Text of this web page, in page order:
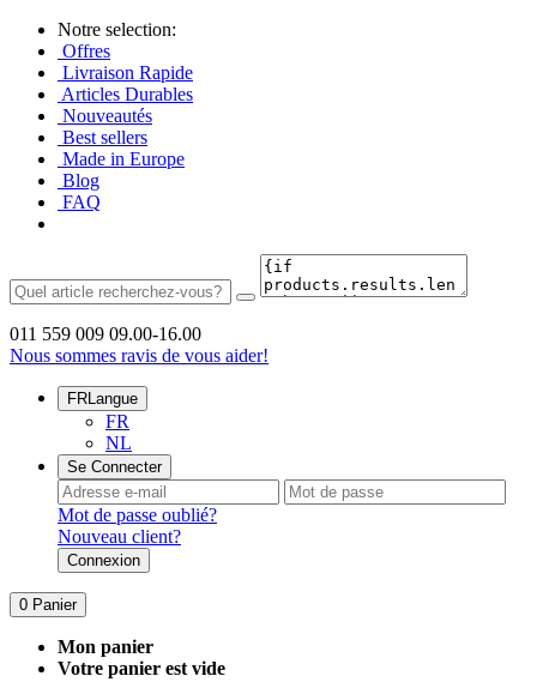
Notre selection:
Offres
Livraison Rapide
Articles Durables
Nouveautés
Best sellers
Made in Europe
Blog
FAQ
011 559 009 09.00-16.00
Nous sommes ravis de vous aider!
FRLangue
FR
NL
Se Connecter
Mot de passe oublié?
Nouveau client?
Connexion
0 Panier
Mon panier
Votre panier est vide